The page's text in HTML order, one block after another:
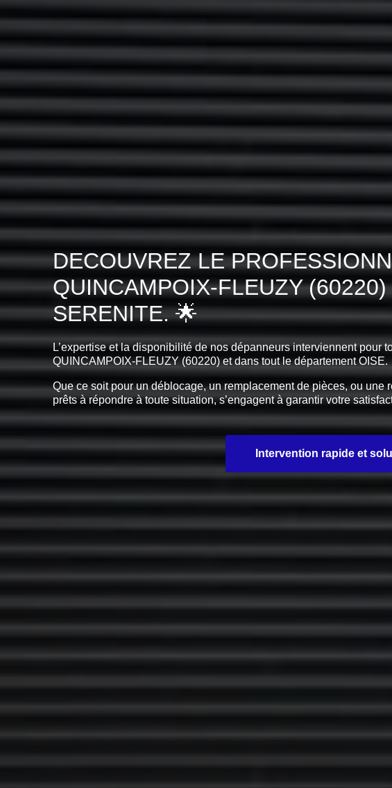
DECOUVREZ LE
QUINCAMPOIX-FLEUZY
SERENITE. 🌟
L’expertise et la disponibilité de nos dépanneurs interviennent pour
QUINCAMPOIX-FLEUZY (60220) et dans tout le département OISE.
Que ce soit pour un déblocage, un remplacement de pièces, ou
prêts à répondre à toute situation, s’engagent à garantir votre
Intervention rapide et